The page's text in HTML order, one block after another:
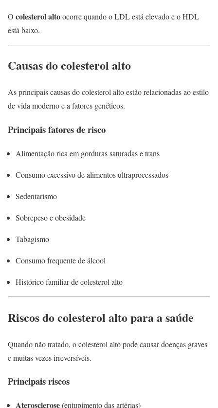
O colesterol altoocorre quando o LDL está elevado e o HDL
está baixo.
Causas do colesterol alto
As principais causas do colesterol alto estão relacionadas ao estilo
de vida moderno e a fatores genéticos.
Principais fatores de risco
Alimentação rica em gorduras saturadas e trans
Consumo excessivo de alimentos ultraprocessados
Sedentarismo
Sobrepeso e obesidade
Tabagismo
Consumo frequente de álcool
Histórico familiar de colesterol alto
Riscos do colesterol alto para a saúde
Quando não tratado, o colesterol alto pode causar doenças graves
e muitas vezes irreversíveis.
Principais riscos
Aterosclerose(entupimento das artérias)